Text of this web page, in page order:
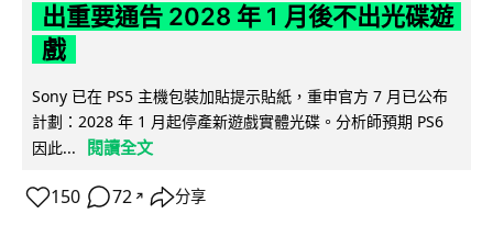
出重要通告 2028 年 1 月後不出光碟遊
戲
Sony 已在 PS5 主機包裝加貼提示貼紙，重申官方 7 月已公布
計劃：2028 年 1 月起停產新遊戲實體光碟。分析師預期 PS6
因此...
閱讀全文
150 72 ↗ 分享